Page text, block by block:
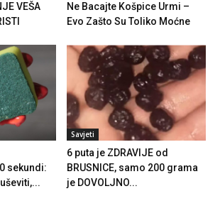
VEŠA
Ne Bacajte Košpice Urmi –
Evo Zašto Su Toliko Moćne
sekundi:
Savjeti
6 puta je ZDRAVIJE od
BRUSNICE, samo 200 grama
je DOVOLJNO...